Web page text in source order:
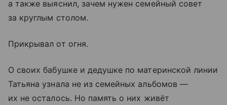
а также выяснил, зачем нужен семейный совет
за круглым столом.
Прикрывал от огня.
О своих бабушке и дедушке по материнской линии
Татьяна узнала не из семейных альбомов —
их не осталось. Но память о них живёт